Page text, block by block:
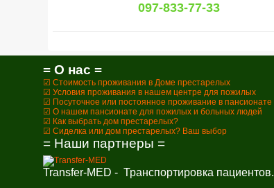
097-833-77-33
= О нас =
☑ Стоимость проживания в Доме престарелых
☑ Условия проживания в нашем центре для пожилых
☑ Посуточное или постоянное проживание в пансионате
☑ О нашем пансионате для пожилых и больных людей
☑ Как выбрать дом престарелых?
☑ Сиделка или дом престарелых? Ваш выбор
= Наши партнеры =
Transfer-MED - Транспортировка пациентов.